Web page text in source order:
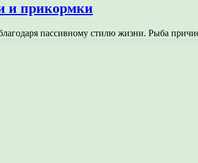
и прикормки
пассивному стилю жизни. Рыба